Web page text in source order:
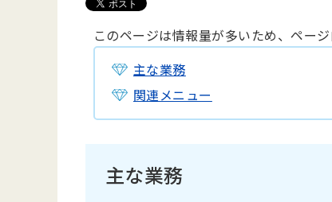
このページは情報量が多いため、ペー
主な業務
関連メニュー
主な業務